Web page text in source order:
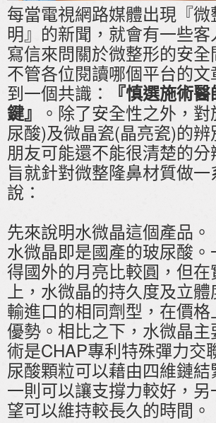
每當電視網路媒體出現『
明』的新聞，就會有一些
寫信來問關於微整形的安
不管各位閱讀哪個平台的
到一個共識：
『慎選施術
鍵』
。除了安全性之外，
尿酸)及微晶瓷(晶亮瓷)的
朋友可能還不能很清楚的分
旨就針對微整隆鼻材質做
說：
先來說明水微晶這個產品。
水微晶即是國產的玻尿酸
得國外的月亮比較圓，但在
上，水微晶的持久度及立
輸進口的相同劑型，在價
優勢。相比之下，水微晶
術是CHAP專利特殊彈力交
尿酸顆粒可以藉由四維鏈結
一則可以讓支撐力較好，
望可以維持較長久的時間。